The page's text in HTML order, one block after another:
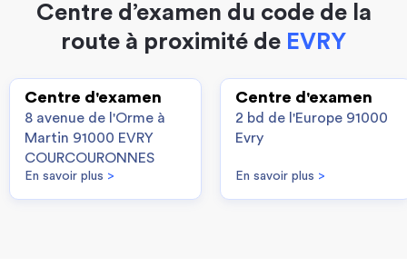
Centre d’examen du code de la
route à proximité de EVRY
Centre d'examen
8 avenue de l'Orme à
Martin 91000 EVRY
COURCOURONNES
En savoir plus >
Centre d'examen
2 bd de l'Europe 91000
Evry
En savoir plus >